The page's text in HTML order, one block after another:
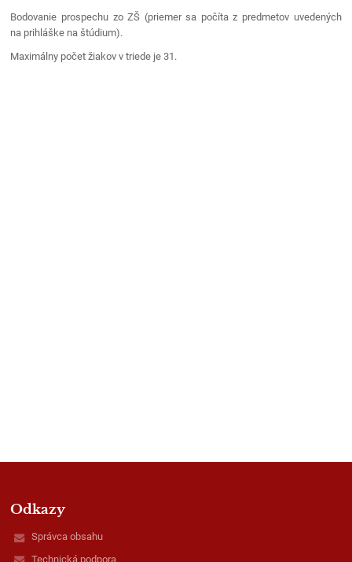
Bodovanie prospechu zo ZŠ (priemer sa počíta z predmetov uvedených
na prihláške na štúdium).
Maximálny počet žiakov v triede je 31.
Odkazy
Správca obsahu
Technická podpora